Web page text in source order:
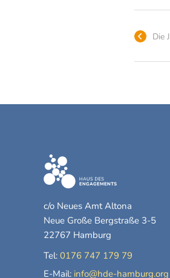
Die
c/o Neues Amt Altona
Neue Große Bergstraße 3-5
22767 Hamburg
Tel: 0176 747 179 79
E-Mail: info@hde-hamburg.org